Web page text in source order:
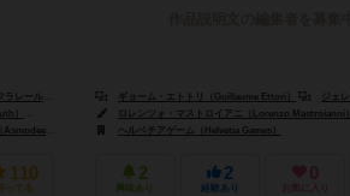
Jérémy Fraile）
ジェレミー・コッホ（Jeremy Koch）
）
マフルダ・ゼリー（Mahulda Jelly）
） アスモデ・チャイナ（Asmodee China）
110
持ってる
ギョーム・エトトリ（Guillaume Ettori）
ジェレミー
ロレンツォ・マストロイアニ（Lorenzo Mastroianni）
ヘルベチアゲーム（Helvetia Games）
2
興味あり
2
経験あり
0
お気に入り